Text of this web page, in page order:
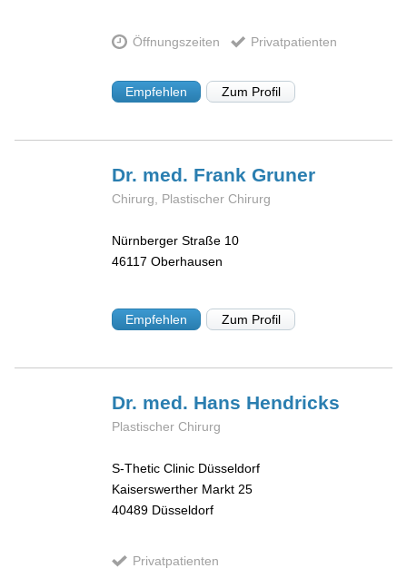
Öffnungszeiten Privatpatienten
Empfehlen Zum Profil
Dr. med. FrankGruner
Chirurg, Plastischer Chirurg
Nürnberger Straße 10
46117 Oberhausen
Empfehlen Zum Profil
Dr. med. Hans Hendricks
Plastischer Chirurg
S-Thetic Clinic Düsseldorf
Kaiserswerther Markt 25
40489 Düsseldorf
Privatpatienten